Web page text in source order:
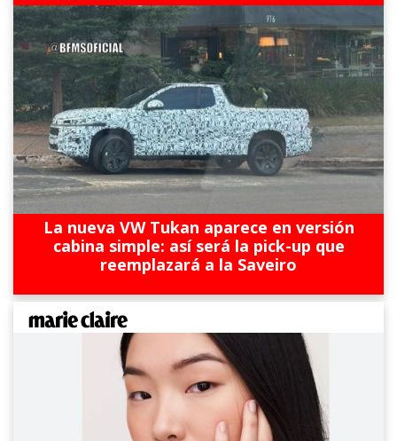
La nueva VW Tukan aparece en versión
cabina simple: así será la pick-up que
reemplazará a la Saveiro